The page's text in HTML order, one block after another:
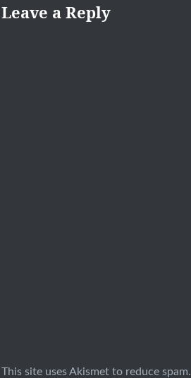
Leave a Reply
This site uses Akismet to reduce spam.